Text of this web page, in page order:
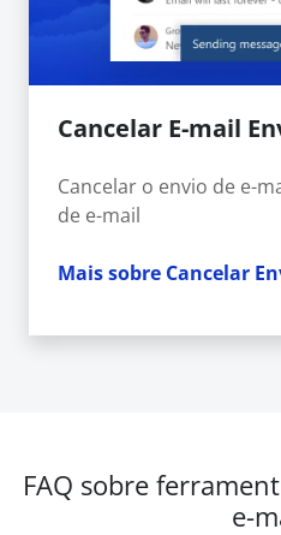
Cancelar E-mail
Cancelar o envio de e-
de e-mail
Mais sobre Cancelar
FAQ sobre
e-